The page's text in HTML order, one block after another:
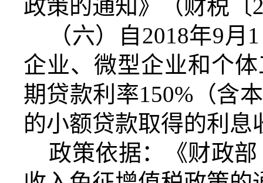
政策的通知》（财税〔
（六）自2018年9
企业、微型企业和个
期贷款利率150%（含
的小额贷款取得的利息
政策依据：《财政